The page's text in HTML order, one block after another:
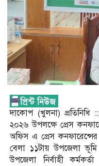
দাকোপ (খুলনা) প্রতিনিধি
২০২৬ উপলক্ষে প্রেস
অফিস এ প্রেস
বেলা ১১টায় উপজেলা ভূমি
উপজেলা নির্বাহী